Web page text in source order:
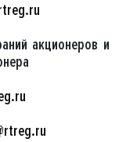
акционеров и